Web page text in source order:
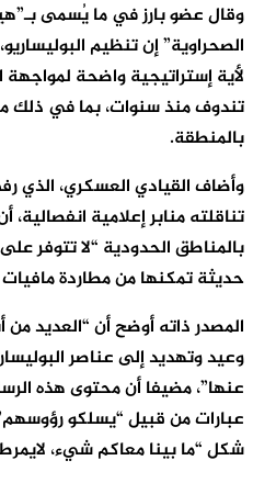
وقال عضو بارز في ما يُسمى
الصحراوية” إن تنظيم
لأية إستراتيجية واضحة لمواجهة
تندوف منذ سنوات، بما في ذلك
بالمنطقة.
وأضاف القيادي العسكري،
تناقلته منابر إعلامية انفصالية،
بالمناطق الحدودية “لا تتوفر
حديثة تمكنها من مطاردة
المصدر ذاته أوضح أن “العديد من
وعيد وتهديد إلى عناصر
عنها”، مضيفا أن محتوى هذه
عبارات من قبيل “يسلكو
شكل “ما بينا معاكم شيء،